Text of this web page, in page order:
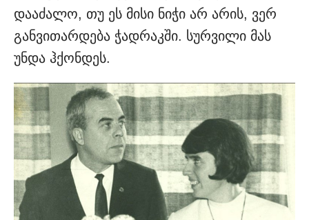
დააძალო, თუ ეს მისი ნიჭი არ არის, ვერ
განვითარდება ჭადრაკში. სურვილი მას
უნდა ჰქონდეს.